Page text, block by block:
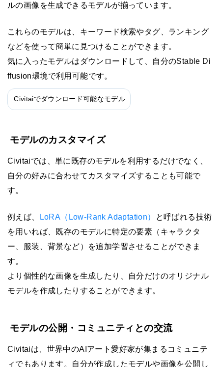
ルの画像を生成できるモデルが揃っています。
これらのモデルは、キーワード検索やタグ、ランキング
などを使って簡単に見つけることができます。
気に入ったモデルはダウンロードして、自分のStable Di
ffusion環境で利用可能です。
Civitaiでダウンロード可能なモデル
モデルのカスタマイズ
Civitaiでは、単に既存のモデルを利用するだけでなく、
自分の好みに合わせてカスタマイズすることも可能で
す。
例えば、 LoRA（Low-Rank Adaptation）
と呼ばれる技術
を用いれば、既存のモデルに特定の要素（キャラクタ
ー、服装、背景など）を追加学習させることができま
す。
より個性的な画像を生成したり、自分だけのオリジナル
モデルを作成したりすることができます。
モデルの公開・コミュニティとの交流
Civitaiは、世界中のAIアート愛好家が集まるコミュニテ
ィでもあります。自分が作成したモデルや画像を公開し